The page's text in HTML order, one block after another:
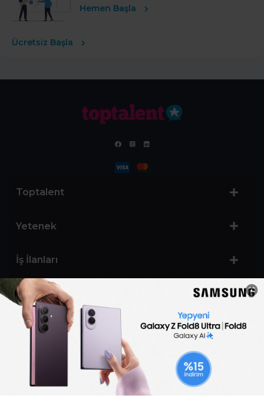
Hemen Başla
Ücretsiz Başla
Toptalent
Yetenek
İş İlanları
Sertifika Programları
Yetenek Testleri